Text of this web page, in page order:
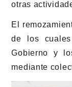
otras
El
de los
Gobierno y
mediante